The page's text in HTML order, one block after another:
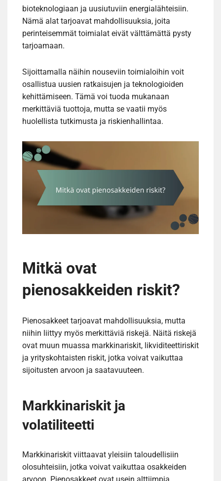
bioteknologiaan ja uusiutuviin energialähteisiin.
Nämä alat tarjoavat mahdollisuuksia, joita
perinteisemmät toimialat eivät välttämättä pysty
tarjoamaan.
Sijoittamalla näihin nouseviin toimialoihin voit
osallistua uusien ratkaisujen ja teknologioiden
kehittämiseen. Tämä voi tuoda mukanaan
merkittäviä tuottoja, mutta se vaatii myös
huolellista tutkimusta ja riskienhallintaa.
Mitkä ovat
pienosakkeiden riskit?
Pienosakkeet tarjoavat mahdollisuuksia, mutta
niihin liittyy myös merkittäviä riskejä. Näitä riskejä
ovat muun muassa markkinariskit, likviditeettiriskit
ja yrityskohtaisten riskit, jotka voivat vaikuttaa
sijoitusten arvoon ja saatavuuteen.
Markkinariskit ja
volatiliteetti
Markkinariskit viittaavat yleisiin taloudellisiin
olosuhteisiin, jotka voivat vaikuttaa osakkeiden